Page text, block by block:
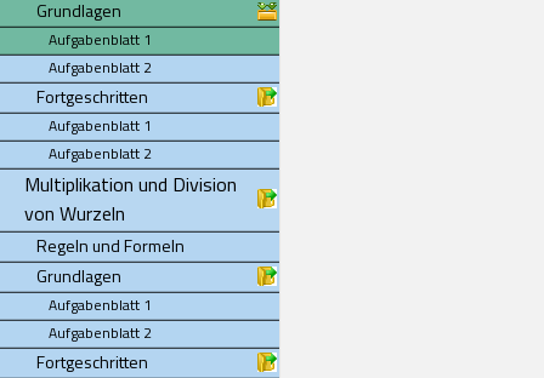
Grundlagen
Aufgabenblatt 1
Aufgabenblatt 2
Fortgeschritten
Aufgabenblatt 1
Aufgabenblatt 2
Multiplikation und Division
von Wurzeln
Regeln und Formeln
Grundlagen
Aufgabenblatt 1
Aufgabenblatt 2
Fortgeschritten